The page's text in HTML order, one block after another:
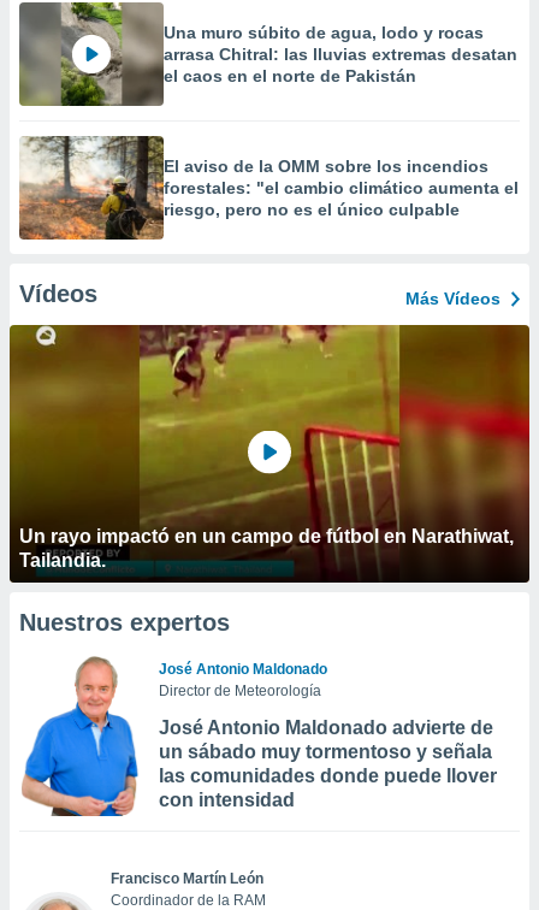
Una muro súbito de agua, lodo y rocas
arrasa Chitral: las lluvias extremas desatan
el caos en el norte de Pakistán
El aviso de la OMM sobre los incendios
forestales: "el cambio climático aumenta el
riesgo, pero no es el único culpable
Vídeos Más Vídeos
Un rayo impactó en un campo de fútbol en Narathiwat,
Tailandia.
Nuestros expertos
José Antonio Maldonado
Director de Meteorología
José Antonio Maldonado advierte de
un sábado muy tormentoso y señala
las comunidades donde puede llover
con intensidad
Francisco Martín León
Coordinador de la RAM